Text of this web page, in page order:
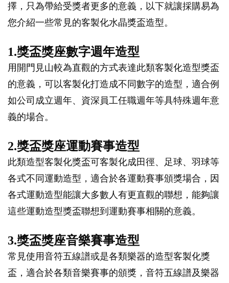
擇，只為帶給受獎者更多的意義，以下就讓採購易為
您介紹一些常見的客製化水晶獎盃造型。
1.獎盃獎座數字週年造型
用開門見山較為直觀的方式表達此類客製化造型獎盃
的意義，可以客製化打造成不同數字的造型，適合例
如公司成立週年、資深員工任職週年等具特殊週年意
義的場合。
2.獎盃獎座運動賽事造型
此類造型客製化獎盃可客製化成田徑、足球、羽球等
各式不同運動造型，適合於各運動賽事頒獎場合，因
各式運動造型能讓大多數人有更直觀的聯想，能夠讓
這些運動造型獎盃聯想到運動賽事相關的意義。
3.獎盃獎座音樂賽事造型
常見使用音符五線譜或是各類樂器的造型客製化獎
盃，適合於各類音樂賽事的頒獎，音符五線譜及樂器